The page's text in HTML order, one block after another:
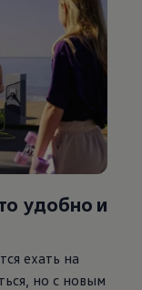
удобно и
ехать на
но с новым